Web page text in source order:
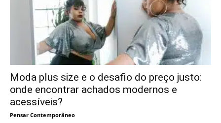
Moda plus size e o desafio do preço justo:
onde encontrar achados modernos e
acessíveis?
Pensar Contemporâneo